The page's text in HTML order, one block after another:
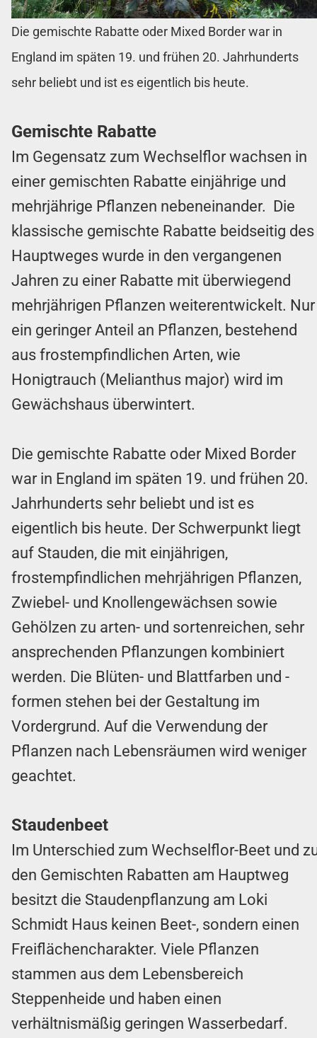
Die gemischte Rabatte oder Mixed Border war in
England im späten 19. und frühen 20. Jahrhunderts
sehr beliebt und ist es eigentlich bis heute.
Gemischte Rabatte
Im Gegensatz zum Wechselflor wachsen in
einer gemischten Rabatte einjährige und
mehrjährige Pflanzen nebeneinander. Die
klassische gemischte Rabatte beidseitig des
Hauptweges wurde in den vergangenen
Jahren zu einer Rabatte mit überwiegend
mehrjährigen Pflanzen weiterentwickelt. Nur
ein geringer Anteil an Pflanzen, bestehend
aus frostempfindlichen Arten, wie
Honigtrauch (Melianthus major) wird im
Gewächshaus überwintert.
Die gemischte Rabatte oder Mixed Border
war in England im späten 19. und frühen 20.
Jahrhunderts sehr beliebt und ist es
eigentlich bis heute. Der Schwerpunkt liegt
auf Stauden, die mit einjährigen,
frostempfindlichen mehrjährigen Pflanzen,
Zwiebel- und Knollengewächsen sowie
Gehölzen zu arten- und sortenreichen, sehr
ansprechenden Pflanzungen kombiniert
werden. Die Blüten- und Blattfarben und -
formen stehen bei der Gestaltung im
Vordergrund. Auf die Verwendung der
Pflanzen nach Lebensräumen wird weniger
geachtet.
Staudenbeet
Im Unterschied zum Wechselflor-Beet und
den Gemischten Rabatten am Hauptweg
besitzt die Staudenpflanzung am Loki
Schmidt Haus keinen Beet-, sondern einen
Freiflächencharakter. Viele Pflanzen
stammen aus dem Lebensbereich
Steppenheide und haben einen
verhältnismäßig geringen Wasserbedarf.